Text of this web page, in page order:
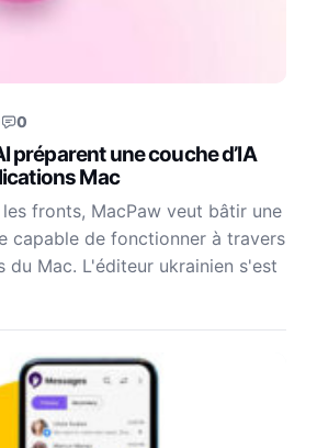
0
préparent une couche d’IA
Mac
fronts, MacPaw veut bâtir une
capable de fonctionner à travers
du Mac. L'éditeur ukrainien s'est